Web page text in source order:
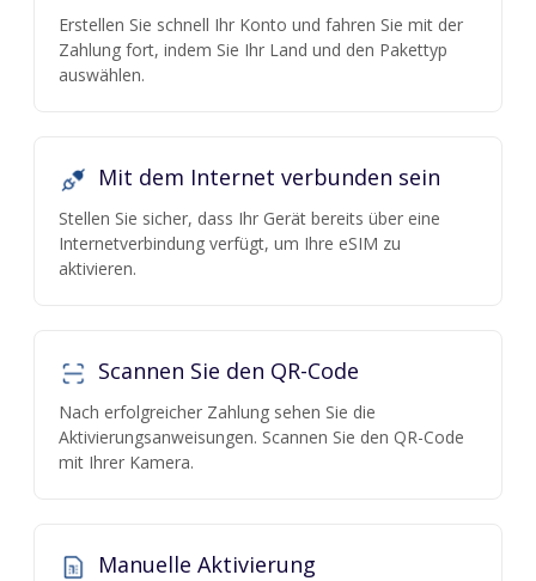
Erstellen Sie schnell Ihr Konto und fahren Sie mit der
Zahlung fort, indem Sie Ihr Land und den Pakettyp
auswählen.
Mit dem Internet verbunden sein
Stellen Sie sicher, dass Ihr Gerät bereits über eine
Internetverbindung verfügt, um Ihre eSIM zu
aktivieren.
Scannen Sie den QR-Code
Nach erfolgreicher Zahlung sehen Sie die
Aktivierungsanweisungen. Scannen Sie den QR-Code
mit Ihrer Kamera.
Manuelle Aktivierung